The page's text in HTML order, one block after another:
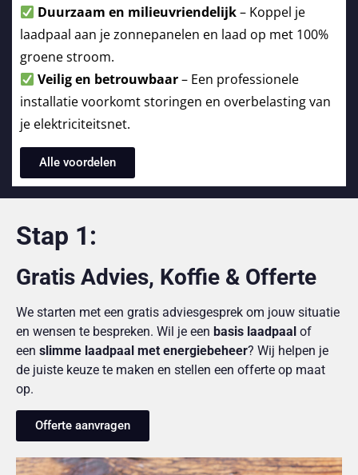
Duurzaam en milieuvriendelijk– Koppel je
laadpaal aan je zonnepanelen en laad op met 100%
groene stroom.
Veilig en betrouwbaar– Een professionele
installatie voorkomt storingen en overbelasting van
je elektriciteitsnet.
Alle voordelen
Stap 1:
Gratis Advies, Koffie & Offerte
We starten met een gratis adviesgesprek om jouw situatie
en wensen te bespreken. Wil je een basis laadpaal of
een slimme laadpaal met energiebeheer? Wij helpen je
de juiste keuze te maken en stellen een offerte op maat
op.
Offerte aanvragen